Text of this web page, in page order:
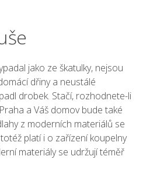
jako ze škatulky, nejsou
dřiny a neustálé
drobek. Stačí, rozhodnete-li
a Váš domov bude také
z moderních materiálů se
platí i o zařízení koupelny
materiály se udržují téměř